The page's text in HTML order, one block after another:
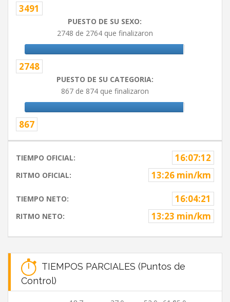
3491
PUESTO DE SU SEXO:
2748 de 2764 que finalizaron
2748
PUESTO DE SU CATEGORIA:
867 de 874 que finalizaron
867
TIEMPO OFICIAL: 16:07:12
RITMO OFICIAL: 13:26 min/km
TIEMPO NETO: 16:04:21
RITMO NETO: 13:23 min/km
TIEMPOS PARCIALES (Puntos de
Control)